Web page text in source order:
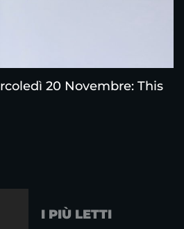
20 Novembre: This
I PIÙ LETTI